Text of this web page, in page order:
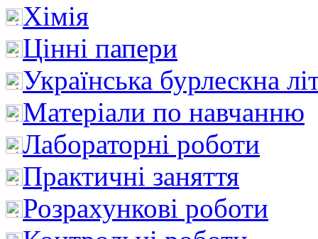
Хімія
Цінні папери
Українська бурлескна
Матеріали по навчанню
Лабораторні роботи
Практичні заняття
Розрахункові роботи